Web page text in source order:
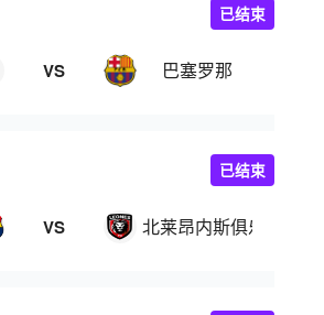
VS 巴塞罗那
已结束
VS 北莱昂内斯俱乐部
已结束